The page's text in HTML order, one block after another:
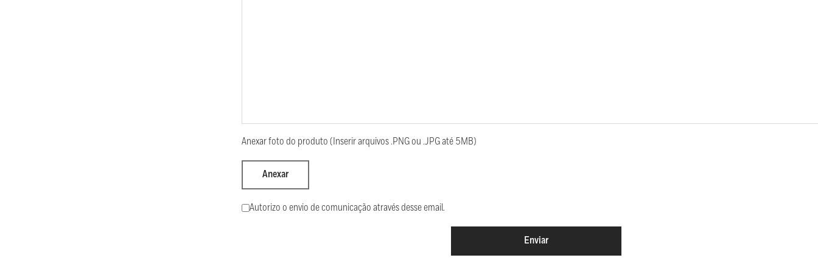
Anexar foto do produto (Inserir arquivos .PNG ou .JPG até 5MB)
Anexar
Autorizo o envio de comunicação através desse email.
Enviar